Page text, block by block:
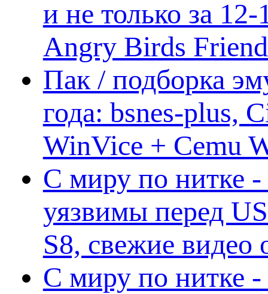
и не только за
Angry Birds
Пак / подборка
года: bsnes-plus,
WinVice + Cemu
С миру по нитке
уязвимы перед
S8, свежие
С миру по нитке -